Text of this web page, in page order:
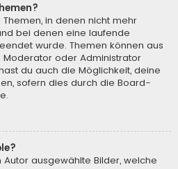
in denen nicht mehr
bei denen eine laufende
wurde. Themen können aus
oder Administrator
du auch die Möglichkeit, deine
sofern dies durch die Board-
ausgewählte Bilder, welche